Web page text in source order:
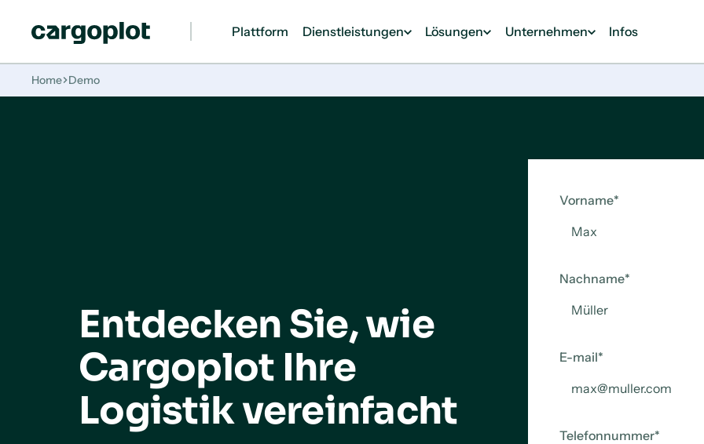
Plattform Dienstleistungen Lösungen Unternehmen Infos
Home Demo
Entdecken Sie, wie
Cargoplot Ihre
Logistik vereinfacht
Vorname*
Nachname*
E-mail*
Telefonnummer*